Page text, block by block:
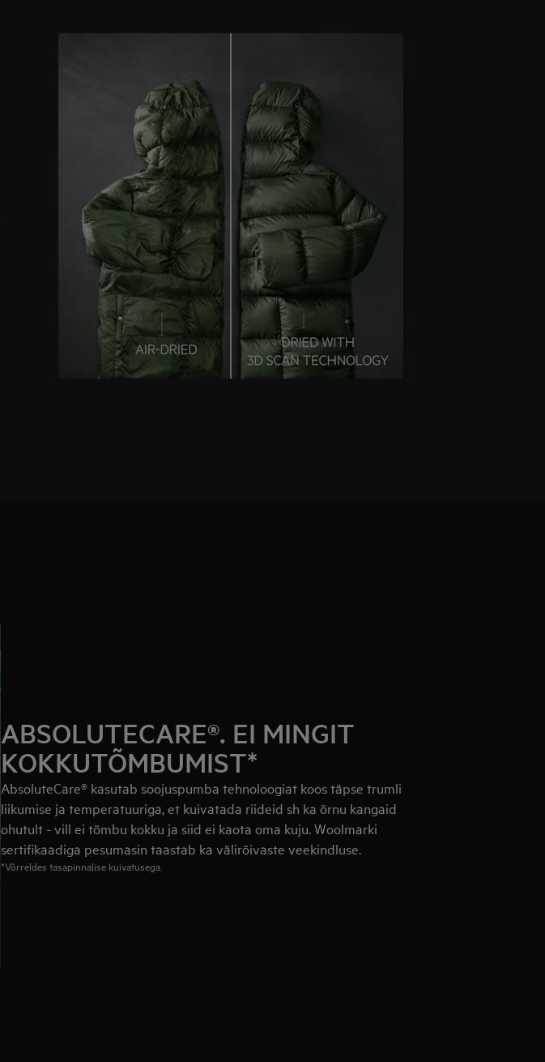
ABSOLUTECARE®. EI MINGIT
KOKKUTÕMBUMIST*
AbsoluteCare® kasutab soojuspumba tehnoloogiat koos täpse trumli
liikumise ja temperatuuriga, et kuivatada riideid sh ka õrnu kangaid
ohutult - vill ei tõmbu kokku ja siid ei kaota oma kuju. Woolmarki
sertifikaadiga pesumasin taastab ka välirõivaste veekindluse.
*Võrreldes tasapinnalise kuivatusega.